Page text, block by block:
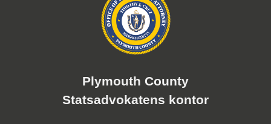
Plymouth County
Statsadvokatens kontor